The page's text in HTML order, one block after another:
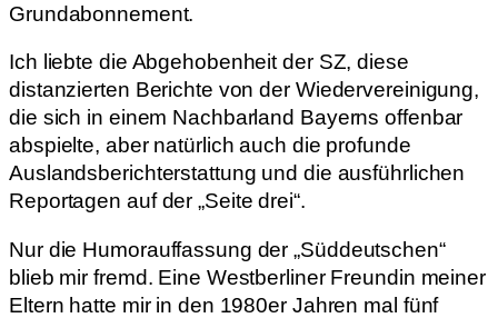
Grundabonnement.
Ich liebte die Abgehobenheit der SZ, diese
distanzierten Berichte von der Wiedervereinigung,
die sich in einem Nachbarland Bayerns offenbar
abspielte, aber natürlich auch die profunde
Auslandsberichterstattung und die ausführlichen
Reportagen auf der „Seite drei“.
Nur die Humorauffassung der „Süddeutschen“
blieb mir fremd. Eine Westberliner Freundin meiner
Eltern hatte mir in den 1980er Jahren mal fünf